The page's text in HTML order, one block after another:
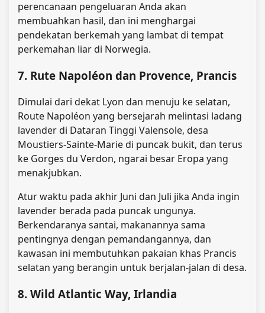
perencanaan pengeluaran Anda akan
membuahkan hasil, dan ini menghargai
pendekatan berkemah yang lambat di tempat
perkemahan liar di Norwegia.
7. Rute Napoléon dan Provence, Prancis
Dimulai dari dekat Lyon dan menuju ke selatan,
Route Napoléon yang bersejarah melintasi ladang
lavender di Dataran Tinggi Valensole, desa
Moustiers-Sainte-Marie di puncak bukit, dan terus
ke Gorges du Verdon, ngarai besar Eropa yang
menakjubkan.
Atur waktu pada akhir Juni dan Juli jika Anda ingin
lavender berada pada puncak ungunya.
Berkendaranya santai, makanannya sama
pentingnya dengan pemandangannya, dan
kawasan ini membutuhkan pakaian khas Prancis
selatan yang berangin untuk berjalan-jalan di desa.
8. Wild Atlantic Way, Irlandia